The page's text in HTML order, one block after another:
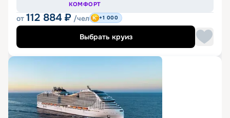
КОМФОРТ
от 112 884 ₽ /чел +1 000
Выбрать круиз